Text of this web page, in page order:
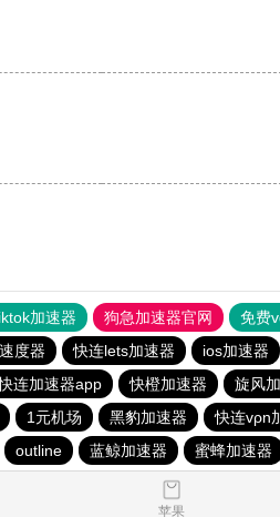
加速器 狗急加速器官网 免费
度器 快连lets加速器 ios加速器
连加速器app 快橙加速器 旋风
1元机场 黑豹加速器 快连vρn
outline 蓝鲸加速器 蜜蜂加速器
苹果